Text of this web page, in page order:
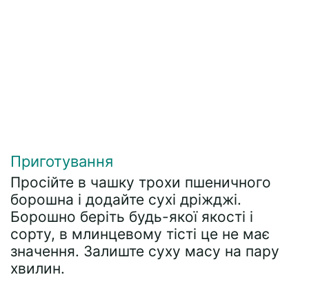
Приготування
Просійте в чашку трохи пшеничного
борошна і додайте сухі дріжджі.
Борошно беріть будь-якої якості і
сорту, в млинцевому тісті це не має
значення. Залиште суху масу на пару
хвилин.